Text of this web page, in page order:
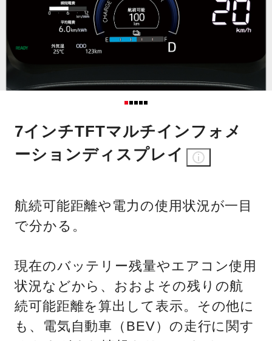
7インチTFTマルチインフォメ
ーションディスプレイ
航続可能距離や電力の使用状況が一目
で分かる。
現在のバッテリー残量やエアコン使用
状況などから、おおよその残りの航
続可能距離を算出して表示。その他に
も、電気自動車（BEV）の走行に関す